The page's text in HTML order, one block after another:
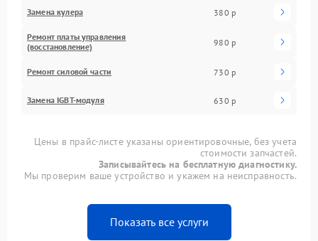
Замена кулера 380 р
Ремонт платы управления
(восстановление)
980 р
Ремонт силовой части 730 р
Замена IGBT-модуля 630 р
Цены в прайс-листе указаны ориентировочные, без учета
стоимости запчастей.
Записывайтесь на бесплатную диагностику.
Мы проверим ваше устройство и укажем на неисправность.
Показать все услуги